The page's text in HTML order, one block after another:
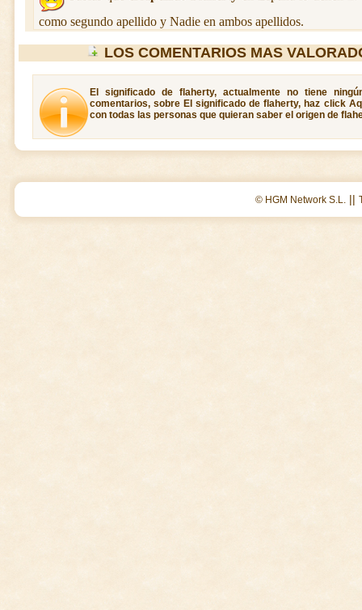
como segundo apellido y Nadie en ambos apellidos.
LOS COMENTARIOS MAS
El significado de flaherty, actualmente no tiene
comentarios, sobre El significado de flaherty, haz click
con todas las personas que quieran saber el origen de
© HGM Network S.L. ||